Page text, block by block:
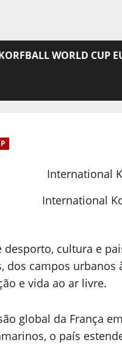
WORLD CUP
International
desporto, cultura e
dos campos
e vida ao ar livre.
global da França
o país